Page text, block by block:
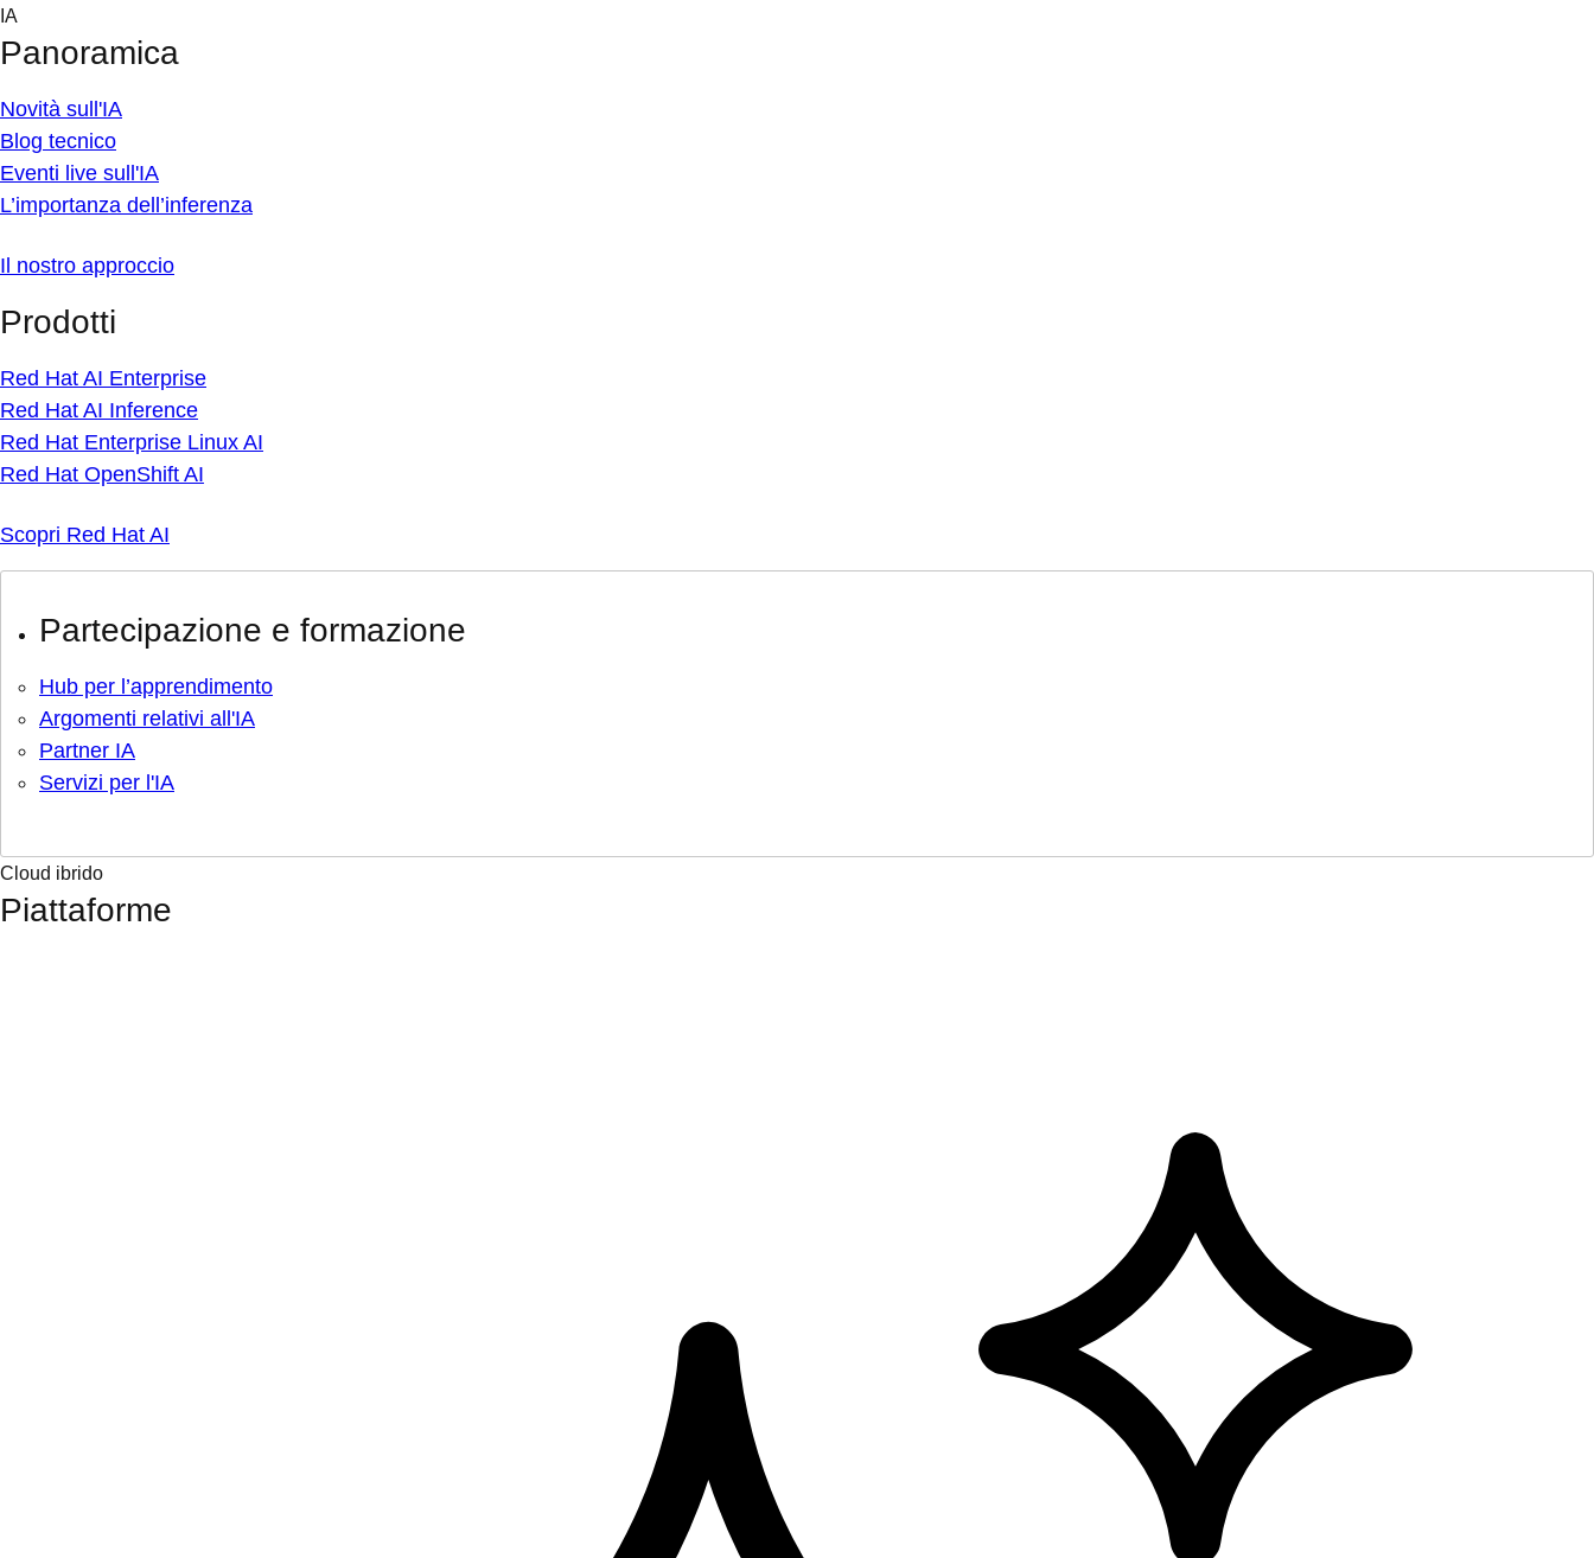
Skip
content
IA
Panoramica
Novità sull'IA
Blog tecnico
Eventi live sull'IA
L’importanza dell’inferenza
Il nostro approccio
Prodotti
Red Hat AI Enterprise
Red Hat AI Inference
Red Hat Enterprise Linux AI
Red Hat OpenShift AI
Scopri Red Hat AI
Partecipazione e formazione
Hub per l’apprendimento
Argomenti relativi all'IA
Partner IA
Servizi per l'IA
Cloud ibrido
Piattaforme